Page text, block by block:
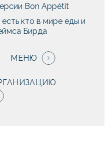
Bon Appétit
кто в мире еды и
Бирда
МЕНЮ